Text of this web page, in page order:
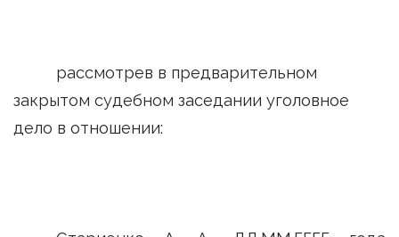
рассмотрев в предварительном
закрытом судебном заседании уголовное
дело в отношении: